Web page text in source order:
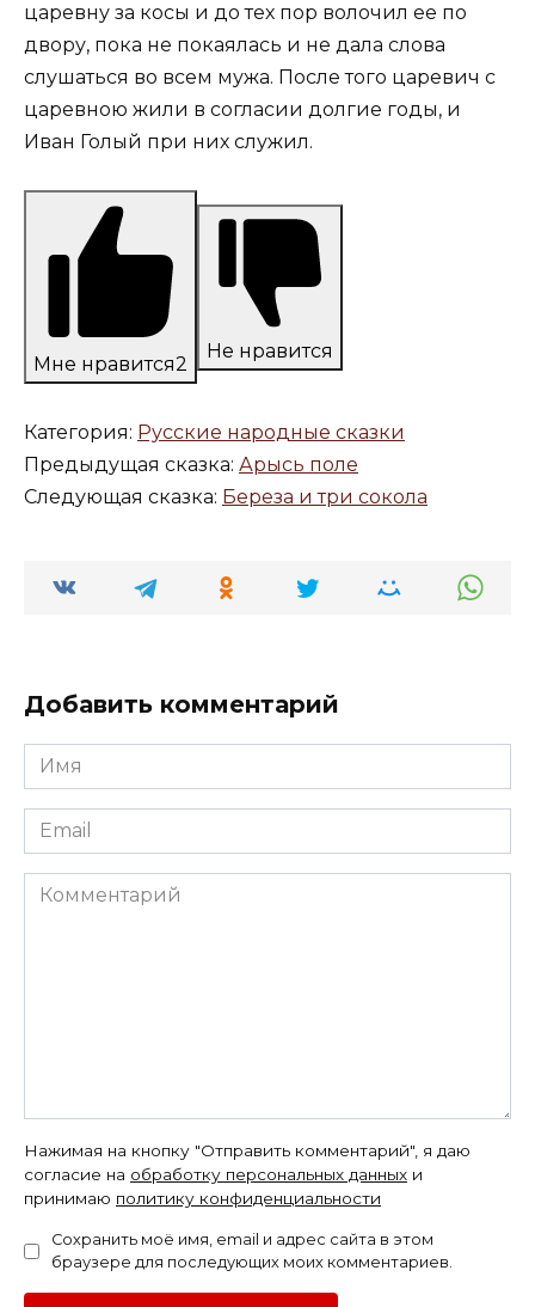
царевну за косы и до тех пор волочил ее по
двору, пока не покаялась и не дала слова
слушаться во всем мужа. После того царевич с
царевною жили в согласии долгие годы, и
Иван Голый при них служил.
Мне нравится2
Не нравится
Категория: Русские народные сказки
Предыдущая сказка: Арысь поле
Следующая сказка: Береза и три сокола
Добавить комментарий
Имя
*
Email
*
Комментарий
Нажимая на кнопку "Отправить комментарий", я даю
согласие на обработку персональных данных и
принимаю политику конфиденциальности
Сохранить моё имя, email и адрес сайта в этом
браузере для последующих моих комментариев.